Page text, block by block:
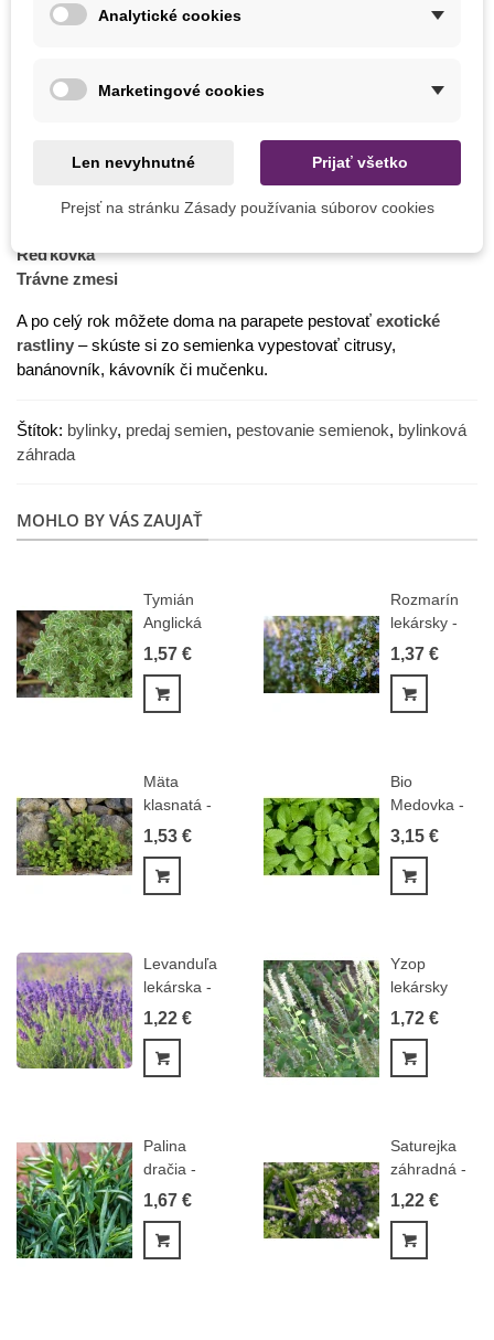
poriadne skladajte tak, aby pri silnejšom daždi neskĺzli.
zberať priebežne a rastliny pritom budú mať dostatok času na
Čo vysievať v auguste
Kapusta
Reďkovka
Trávne zmesi
A po celý rok môžete doma na parapete pestovať exotické
rastliny – skúste si zo semienka vypestovať citrusy,
banánovník, kávovník či mučenku.
Štítok: bylinky, predaj semien, pestovanie semienok, bylinková
záhrada
MOHLO BY VÁS ZAUJAŤ
Tymián
Anglická
zima -
1,57 €
Pridať do košíka
Rozmarín
lekársky -
Rosmarinus...
1,37 €
Mäta
klasnatá -
Mentha
1,53 €
Pridať do košíka
Bio
Medovka -
Melissa
3,15 €
Levanduľa
lekárska -
Lavandula...
1,22 €
Pridať do košíka
Yzop
lekársky
biely -
1,72 €
Palina
dračia -
Estragon -
1,67 €
Pridať do košíka
Saturejka
záhradná -
Satureja...
1,22 €
Analytické cookies
Marketingové cookies
Len nevyhnutné Prijať všetko
Prejsť na stránku Zásady používania súborov cookies